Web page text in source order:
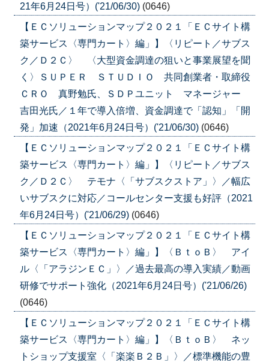
21年6月24日号）('21/06/30) (0646)
【ＥＣソリューションマップ２０２１「ＥＣサイト構
築サービス〈専門カート〉編」】〈リピート／サブス
ク／Ｄ２Ｃ〉 〈大型資金調達の狙いと事業展望を聞
く〉ＳＵＰＥＲ ＳＴＵＤＩＯ 共同創業者・取締役
ＣＲＯ 真野勉氏、ＳＤＰユニット マネージャー
吉田光氏／１年で導入倍増、資金調達で「認知」「開
発」加速（2021年6月24日号）('21/06/30) (0646)
【ＥＣソリューションマップ２０２１「ＥＣサイト構
築サービス〈専門カート〉編」】〈リピート／サブス
ク／Ｄ２Ｃ〉 テモナ〈「サブスクストア」〉／幅広
いサブスクに対応／コールセンター支援も好評（2021
年6月24日号）('21/06/29) (0646)
【ＥＣソリューションマップ２０２１「ＥＣサイト構
築サービス〈専門カート〉編」】〈ＢｔｏＢ〉 アイ
ル〈「アラジンＥＣ」〉／過去最高の導入実績／動画
研修でサポート強化（2021年6月24日号）('21/06/26)
(0646)
【ＥＣソリューションマップ２０２１「ＥＣサイト構
築サービス〈専門カート〉編」】〈ＢｔｏＢ〉 ネッ
トショップ支援室〈「楽楽Ｂ２Ｂ」〉／標準機能の豊